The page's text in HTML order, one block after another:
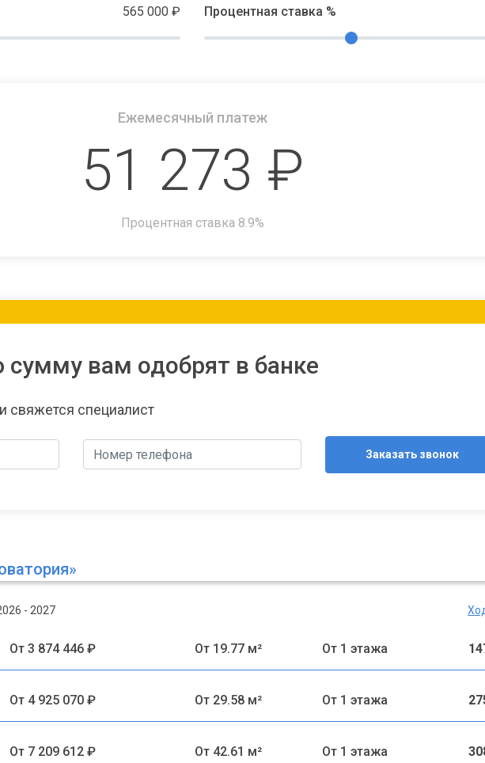
565 000 ₽ Процентная ставка %
Ежемесячный платеж
51 273 ₽
Процентная ставка 8.9%
сумму вам одобрят в банке
свяжется специалист
Заказать звонок
- 2027
От 3 874 446 ₽ От 19.77 м² От 1 этажа
От 4 925 070 ₽ От 29.58 м² От 1 этажа
От 7 209 612 ₽ От 42.61 м² От 1 этажа